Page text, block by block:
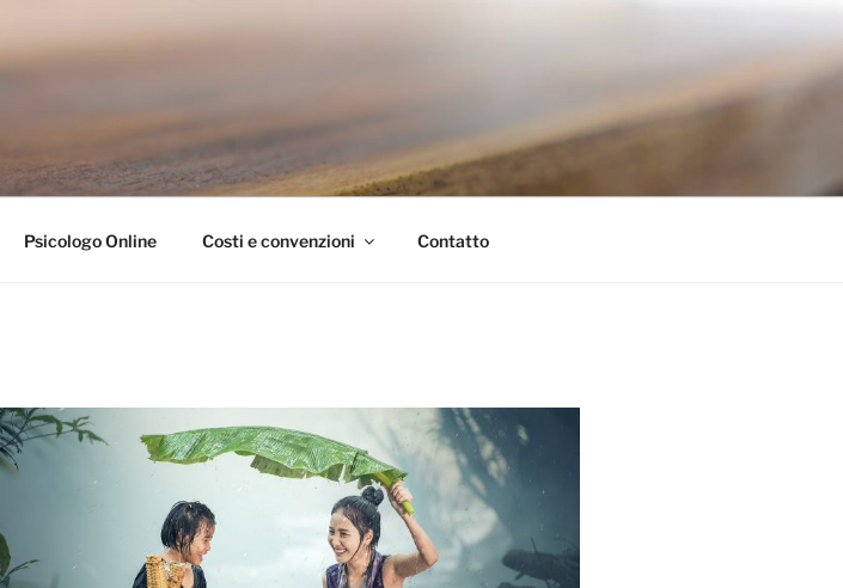
Psicologo Online Costi e convenzioni Contatto